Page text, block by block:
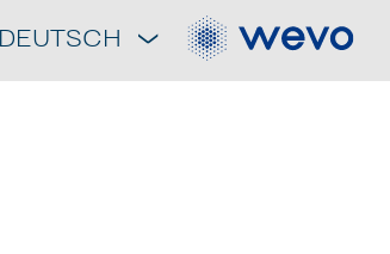
DEUTSCH